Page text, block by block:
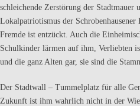
schleichende Zerstörung der Stadtmauer
Lokalpatriotismus der
Fremde ist entzückt. Auch die
Schulkinder lär­men auf ihm, Verliebten
und die ganz Alten gar, sie sind die
Der Stadtwall – Tummelplatz für alle
Zukunft ist ihm wahrlich nicht in der